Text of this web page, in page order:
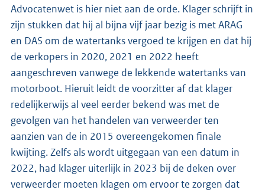
Advocatenwet is hier niet aan de orde. Klager schrijft in
zijn stukken dat hij al bijna vijf jaar bezig is met ARAG
en DAS om de watertanks vergoed te krijgen en dat hij
de verkopers in 2020, 2021 en 2022 heeft
aangeschreven vanwege de lekkende watertanks van
motorboot. Hieruit leidt de voorzitter af dat klager
redelijkerwijs al veel eerder bekend was met de
gevolgen van het handelen van verweerder ten
aanzien van de in 2015 overeengekomen finale
kwijting. Zelfs als wordt uitgegaan van een datum in
2022, had klager uiterlijk in 2023 bij de deken over
verweerder moeten klagen om ervoor te zorgen dat